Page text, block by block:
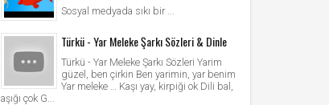
Sosyal medyada sıkı bir ...
Türkü - Yar Meleke Şarkı Sözleri & Dinle
Türkü - Yar Meleke Şarkı Sözleri Yarim
güzel, ben çirkin Ben yarimin, yar benim
Yar meleke … Kaşı yay, kirpiği ok Dili bal,
aşığı çok G...